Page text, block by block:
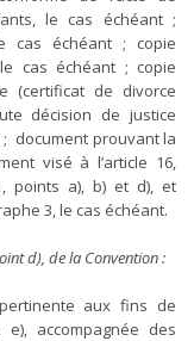
le cas échéant ;
cas échéant ; copie
cas échéant ; copie
(certificat de divorce
décision de justice
document prouvant la
visé à l’article 16,
points a), b) et d), et
3, le cas échéant.
d), de la Convention :
aux fins de
accompagnée des